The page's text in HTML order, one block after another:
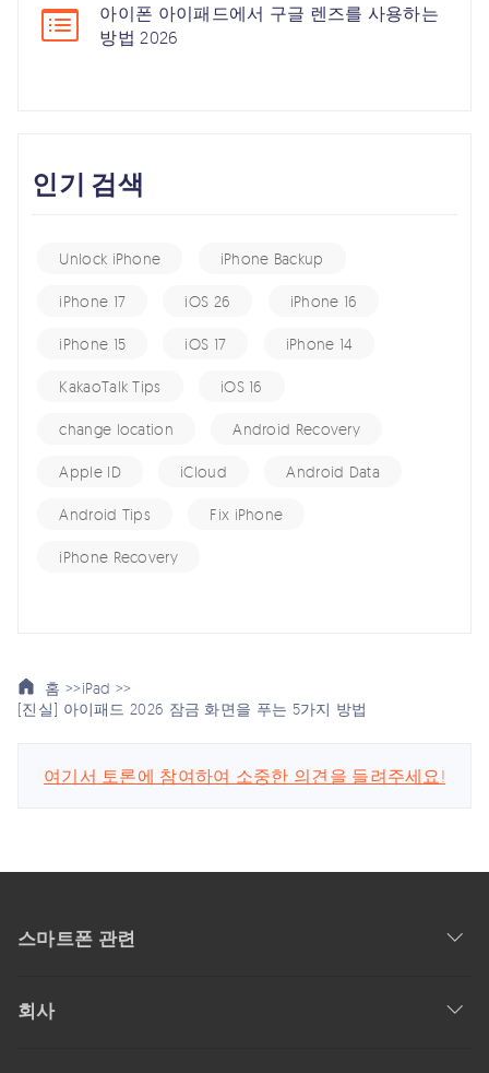
아이폰 아이패드에서 구글 렌즈를 사용하는
방법 2026
인기 검색
Unlock iPhone iPhone Backup
iPhone 17 iOS 26 iPhone 16
iPhone 15 iOS 17 iPhone 14
KakaoTalk Tips iOS 16
change location Android Recovery
Apple ID iCloud Android Data
Android Tips Fix iPhone
iPhone Recovery
홈 >>iPad >>
[진실] 아이패드 2026 잠금 화면을 푸는 5가지 방법
여기서 토론에 참여하여 소중한 의견을 들려주세요!
스마트폰 관련
회사